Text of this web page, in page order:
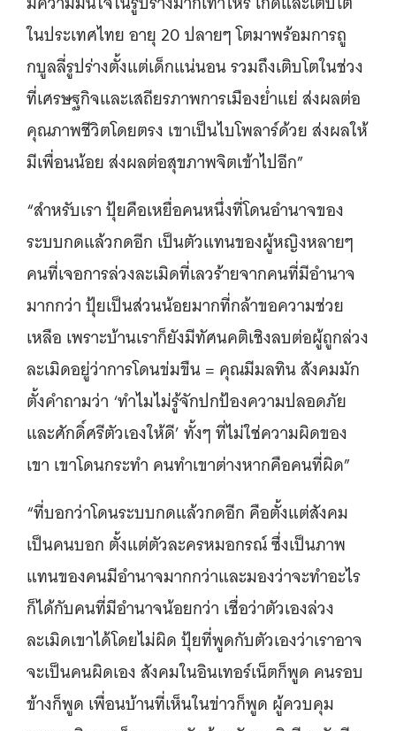
ในประเทศไทย อายุ 20 ปลายๆ โตมาพร้อมการถู
กบูลลี่รูปร่างตั้งแต่เด็กแน่นอน รวมถึงเติบโตในช่วง
ที่เศรษฐกิจและเสถียรภาพการเมืองย่ำแย่ ส่งผลต่อ
คุณภาพชีวิตโดยตรง เขาเป็นไบโพลาร์ด้วย ส่งผลให้
มีเพื่อนน้อย ส่งผลต่อสุขภาพจิตเข้าไปอีก”
“สำหรับเรา ปุ้ยคือเหยื่อคนหนึ่งที่โดนอำนาจของ
ระบบกดแล้วกดอีก เป็นตัวแทนของผู้หญิงหลายๆ
คนที่เจอการล่วงละเมิดที่เลวร้ายจากคนที่มีอำนาจ
มากกว่า ปุ้ยเป็นส่วนน้อยมากที่กล้าขอความช่วย
เหลือ เพราะบ้านเราก็ยังมีทัศนคติเชิงลบต่อผู้ถูกล่วง
ละเมิดอยู่ว่าการโดนข่มขืน = คุณมีมลทิน สังคมมัก
ตั้งคำถามว่า ‘ทำไมไม่รู้จักปกป้องความปลอดภัย
และศักดิ์ศรีตัวเองให้ดี’ ทั้งๆ ที่ไม่ใช่ความผิดของ
เขา เขาโดนกระทำ คนทำเขาต่างหากคือคนที่ผิด”
“ที่บอกว่าโดนระบบกดแล้วกดอีก คือตั้งแต่สังคม
เป็นคนบอก ตั้งแต่ตัวละครหมอกรณ์ ซึ่งเป็นภาพ
แทนของคนมีอำนาจมากกว่าและมองว่าจะทำอะไร
ก็ได้กับคนที่มีอำนาจน้อยกว่า เชื่อว่าตัวเองล่วง
ละเมิดเขาได้โดยไม่ผิด ปุ้ยที่พูดกับตัวเองว่าเราอาจ
จะเป็นคนผิดเอง สังคมในอินเทอร์เน็ตก็พูด คนรอบ
ข้างก็พูด เพื่อนบ้านที่เห็นในข่าวก็พูด ผู้ควบคุม